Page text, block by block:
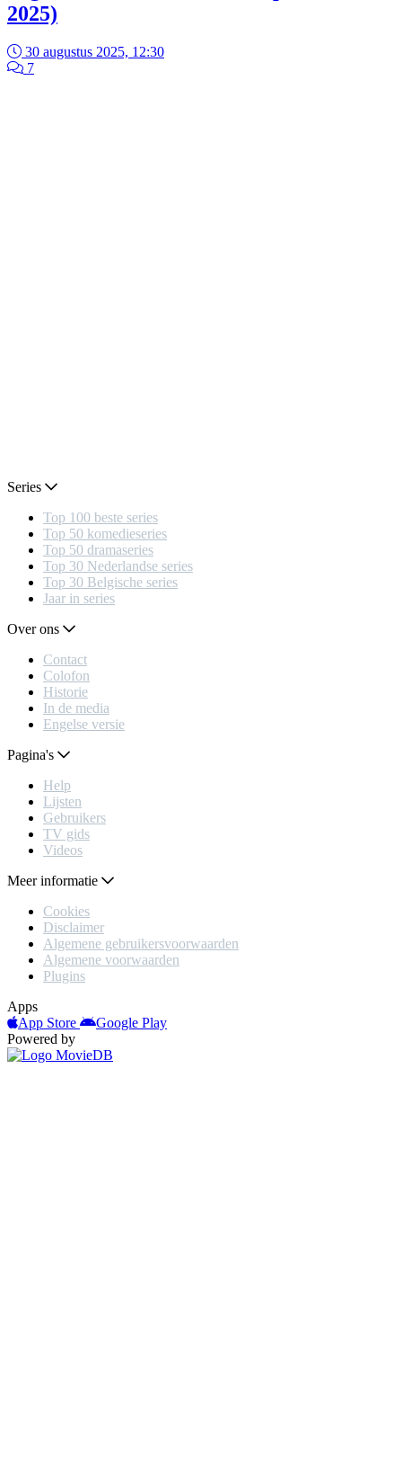
2025)
30 augustus 2025, 12:30
7
Series
Top 100 beste series
Top 50 komedieseries
Top 50 dramaseries
Top 30 Nederlandse series
Top 30 Belgische series
Jaar in series
Over ons
Contact
Colofon
Historie
In de media
Engelse versie
Pagina's
Help
Lijsten
Gebruikers
TV gids
Videos
Meer informatie
Cookies
Disclaimer
Algemene gebruikersvoorwaarden
Algemene voorwaarden
Plugins
Apps
App Store
Google Play
Powered by